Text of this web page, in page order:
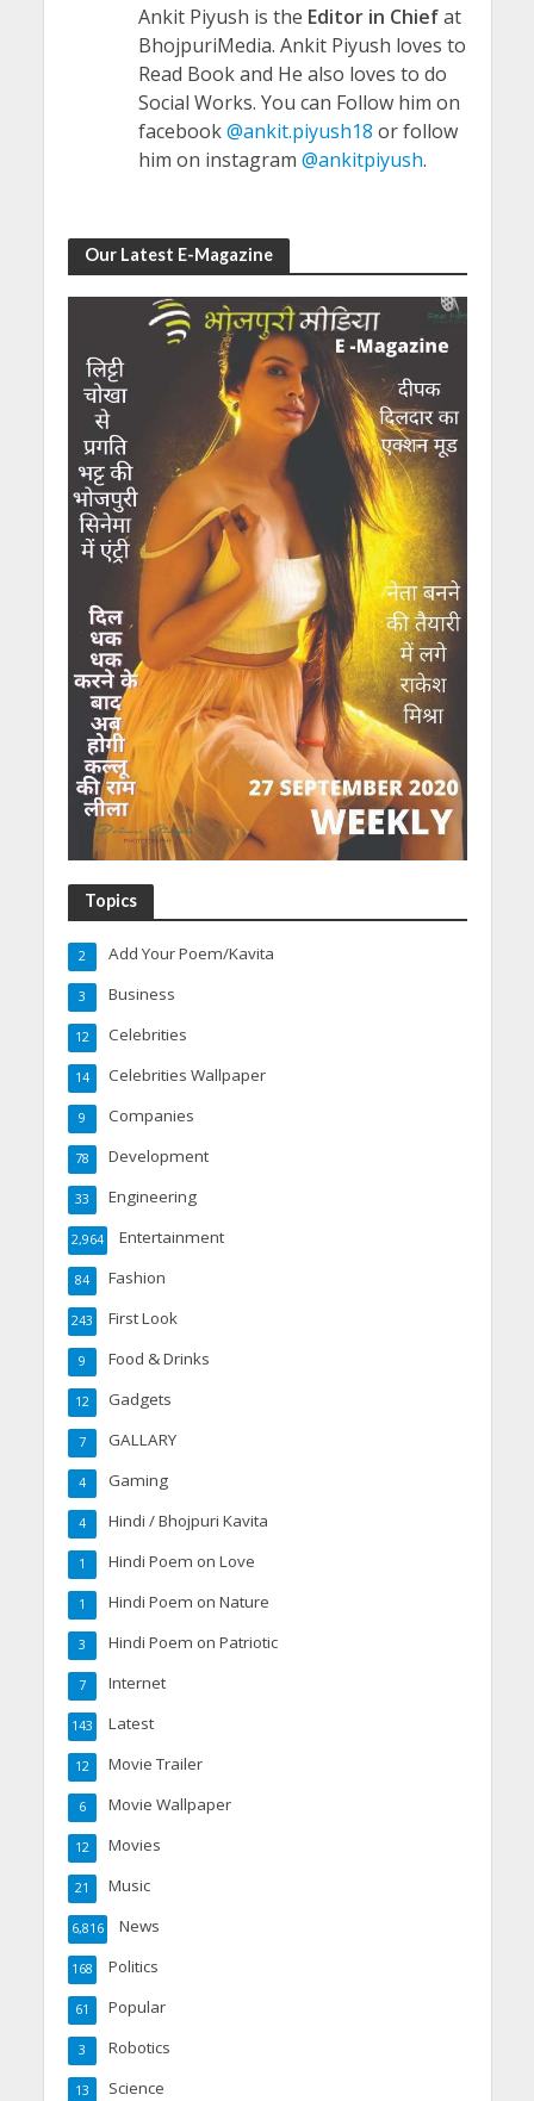
Ankit Piyush is the Editor in Chiefat
BhojpuriMedia. Ankit Piyush loves to
Read Book and He also loves to do
Social Works. You can Follow him on
facebook@ankit.piyush18 or follow
him on instagram @ankitpiyush.
Our Latest E-Magazine
Topics
Add Your Poem/Kavita
2
Business
3
Celebrities
12
Celebrities Wallpaper
14
Companies
9
Development
78
Engineering
33
Entertainment
2,964
Fashion
84
First Look
243
Food & Drinks
9
Gadgets
12
GALLARY
7
Gaming
4
Hindi / Bhojpuri Kavita
4
Hindi Poem on Love
1
Hindi Poem on Nature
1
Hindi Poem on Patriotic
3
Internet
7
Latest
143
Movie Trailer
12
Movie Wallpaper
6
Movies
12
Music
21
News
6,816
Politics
168
Popular
61
Robotics
3
Science
13